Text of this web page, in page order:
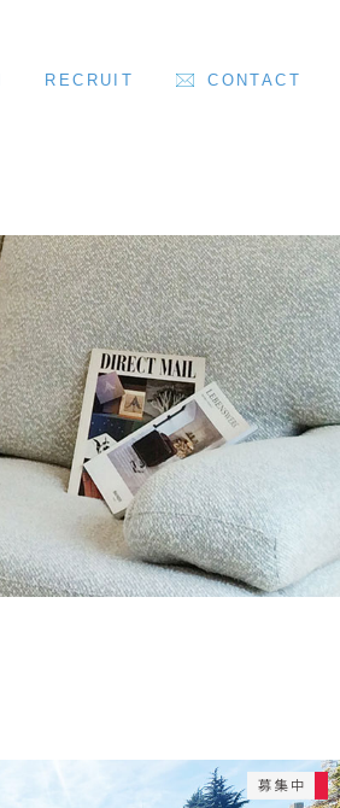
CONTACT
RECRUIT